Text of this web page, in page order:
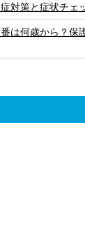
対策と症状チェ
は何歳から？保